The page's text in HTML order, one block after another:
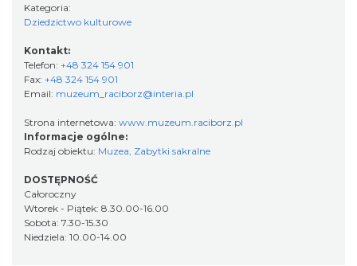
Kategoria:
Dziedzictwo kulturowe
Kontakt:
Telefon: +48 324 154 901
Fax: +48 324 154 901
Email: muzeum_raciborz@interia.pl
Strona internetowa: www.muzeum.raciborz.pl
Informacje ogólne:
Rodzaj obiektu: Muzea Zabytki sakralne
DOSTĘPNOŚĆ
Całoroczny
Wtorek - Piątek: 8.30.00-16.00
Sobota: 7.30-15.30
Niedziela: 10.00-14.00